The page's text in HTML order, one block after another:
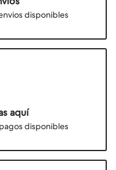
disponibles
aquí
disponibles